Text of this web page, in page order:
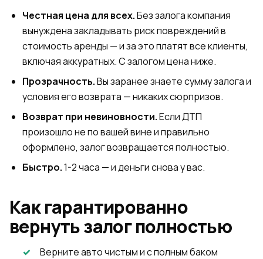
Честная цена для всех.Без залога компания
вынуждена закладывать риск повреждений в
стоимость аренды — и за это платят все клиенты,
включая аккуратных. С залогом цена ниже.
Прозрачность.Вы заранее знаете сумму залога и
условия его возврата — никаких сюрпризов.
Возврат при невиновности.Если ДТП
произошло не по вашей вине и правильно
оформлено, залог возвращается полностью.
Быстро.1-2 часа — и деньги снова у вас.
Как гарантированно
вернуть залог полностью
Верните авто чистым и с полным баком